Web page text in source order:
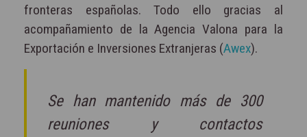
fronteras españolas. Todo ello gracias al
acompañamiento de la Agencia Valona para la
Exportación e Inversiones Extranjeras (Awex).
Se han mantenido más de 300
reuniones y contactos